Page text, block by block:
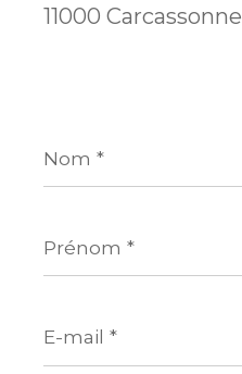
11000 Carcassonne
*
*
mail
*